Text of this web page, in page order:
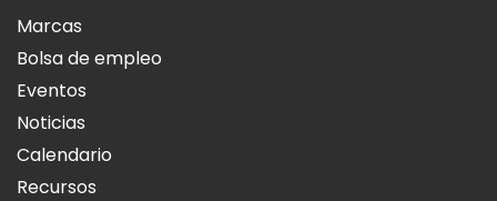
Marcas
Bolsa de empleo
Eventos
Noticias
Calendario
Recursos